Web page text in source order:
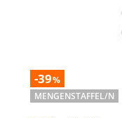
-39%
MENGENSTAFFEL/N